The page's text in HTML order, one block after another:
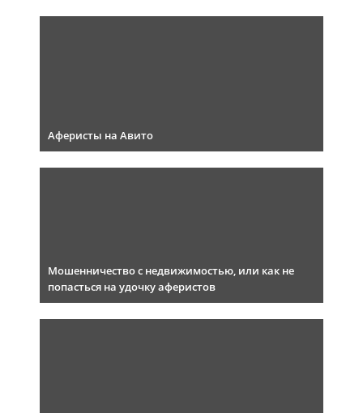
Аферисты на Авито
Мошенничество с недвижимостью, или как не
попасться на удочку аферистов